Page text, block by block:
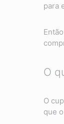
para
O
O
que